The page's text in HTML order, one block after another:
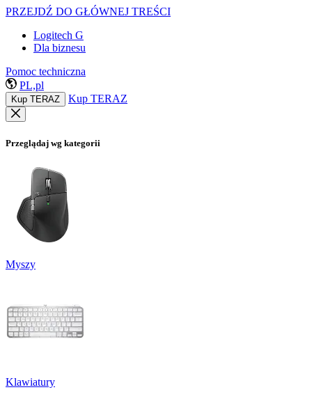
PRZEJDŹ DO GŁÓWNEJ TREŚCI
Logitech G
Dla biznesu
Pomoc techniczna
PL,pl
Kup TERAZ Kup TERAZ
Przeglądaj wg kategorii
Myszy
Klawiatury